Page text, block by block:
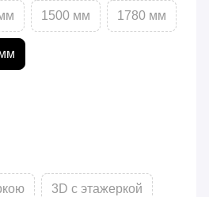
1500 мм 1780 мм
3D с этажеркой